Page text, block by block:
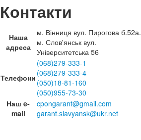
Контакти
Наша
адреса
м. Вінниця вул. Пирогова б.52а.
м. Слов'янськ вул.
Університетська 56
Телефони
(068)279-333-1
(068)279-333-4
(050)18-81-160
(050)955-73-30
Наш e-
mail
cpongarant@gmail.com
garant.slavyansk@ukr.net